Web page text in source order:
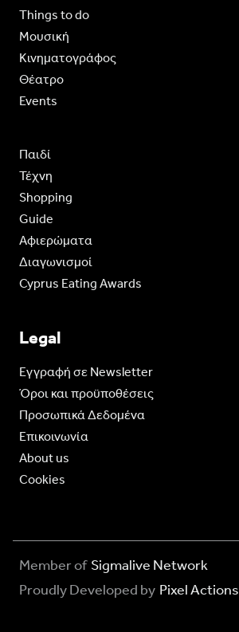
Things to do
Moυσική
Κινηματογράφος
Θέατρο
Events
Παιδί
Τέχνη
Shopping
Guide
Aφιερώματα
Διαγωνισμοί
Cyprus Eating Awards
Legal
Eγγραφή σε Newsletter
Όροι και προϋποθέσεις
Προσωπικά Δεδομένα
Επικοινωνία
About us
Cookies
Member of Sigmalive Network
Proudly Developed by Pixel Actions